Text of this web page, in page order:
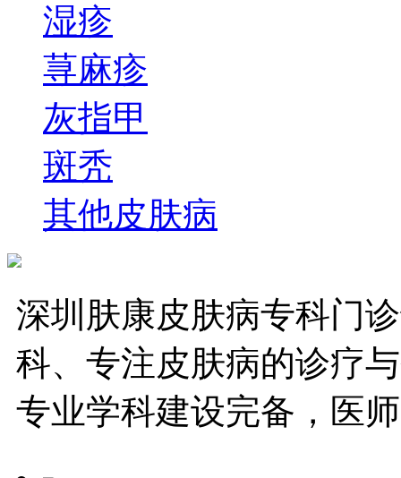
湿疹
荨麻疹
灰指甲
斑秃
其他皮肤病
深圳肤康皮肤病专科门
科、专注皮肤病的诊疗
专业学科建设完备，医